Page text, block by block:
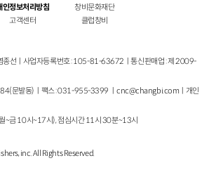
인정보처리방침
고객센터
창비문화재단
클럽창비
종선ㅣ사업자등록번호 : 105-81-63672ㅣ통신판매업 : 제 2009-
문발동)ㅣ팩스 : 031-955-3399 ㅣcnc@changbi.com ㅣ개인
금 10시~17시), 점심시간 11시 30분~13시
inc. All Rights Reserved.